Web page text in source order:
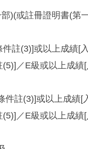
)(或註冊證明書(第
註(3)]或以上成績[
／E級或以上成績
註(3)]或以上成績[
／E級或以上成績